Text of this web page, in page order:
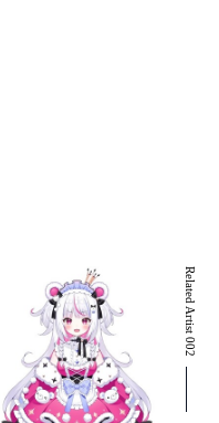
Related Artist 002